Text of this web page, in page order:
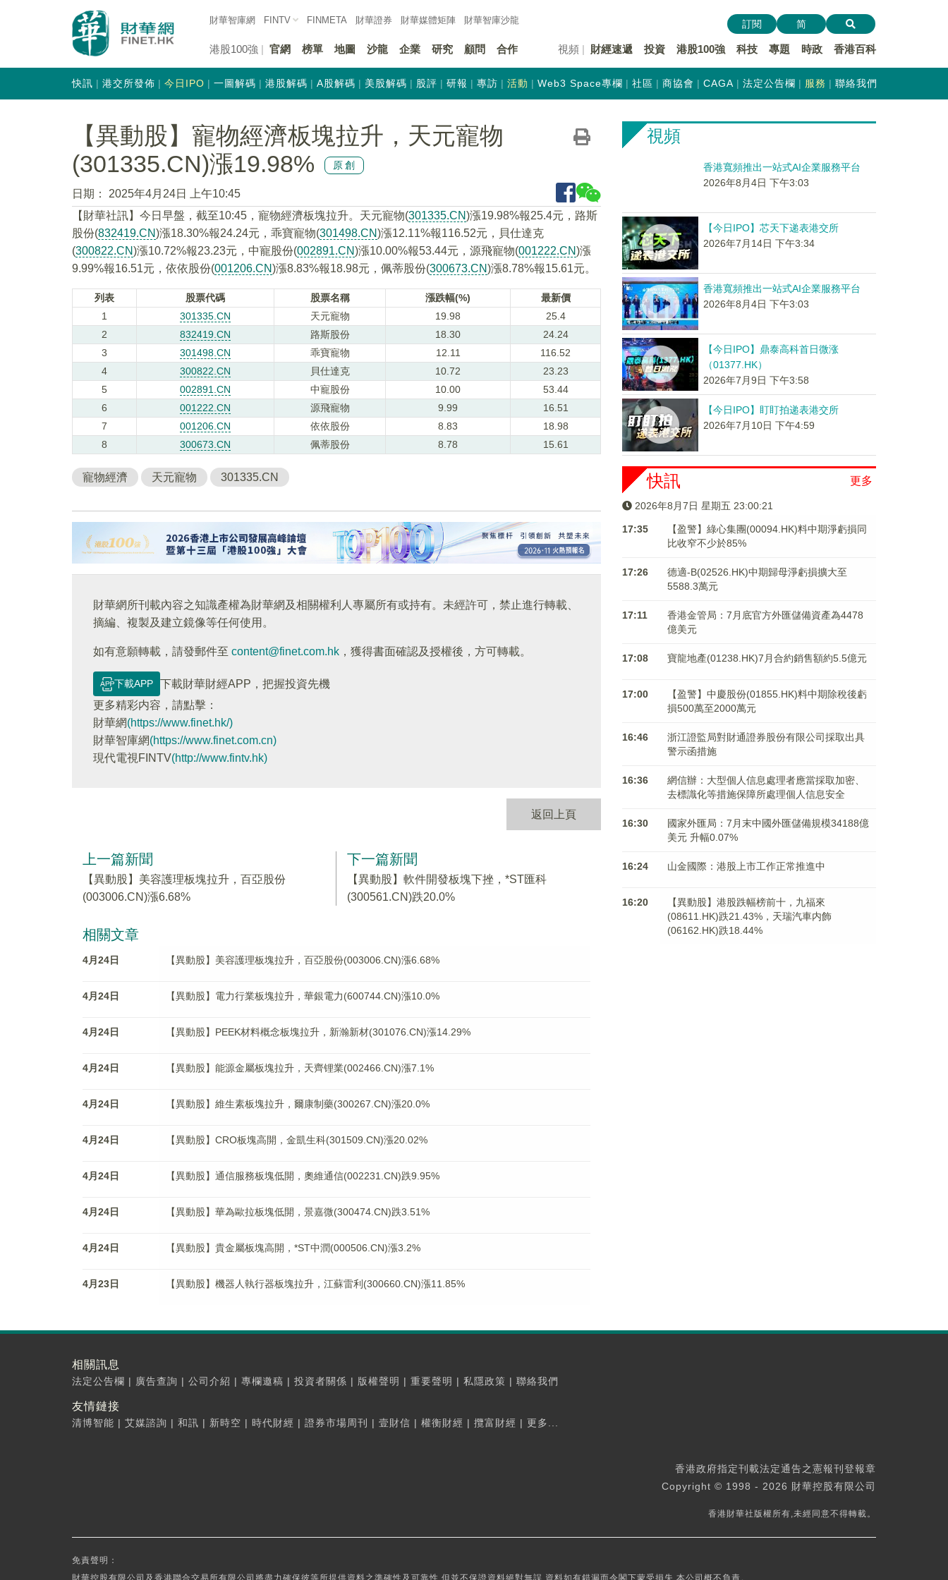
財華智庫網 FINTV FINMETA 財華證券 財華媒體矩陣 財華智庫沙龍
港股100強 官網 榜單 地圖 沙龍 企業 研究 顧問 合作 視頻 財經速遞 投資 港股100強 科技 專題 時政 香港百科
訂閱 简
快訊 港交所發佈 今日IPO 一圖解碼 港股解碼 A股解碼 美股解碼 股評 研報 專訪 活動 Web3 Space專欄 社區 商協會 CAGA 法定公告欄 服務 聯絡我們
【異動股】寵物經濟板塊拉升，天元寵物
(301335.CN)漲19.98%
原創
日期：
2025年4月24日 上午10:45
【財華社訊】今日早盤，截至10:45，寵物經濟板塊拉升。天元寵物(301335.CN)漲19.98%報25.4元，路斯
股份(832419.CN)漲18.30%報24.24元，乖寶寵物(301498.CN)漲12.11%報116.52元，貝仕達克
(300822.CN)漲10.72%報23.23元，中寵股份(002891.CN)漲10.00%報53.44元，源飛寵物(001222.CN)漲
9.99%報16.51元，依依股份(001206.CN)漲8.83%報18.98元，佩蒂股份(300673.CN)漲8.78%報15.61元。
列表 股票代碼 股票名稱 漲跌幅(%)
最新價
1
301335.CN 天元寵物 19.98
25.4
2
832419.CN 路斯股份 18.30
24.24
3
301498.CN 乖寶寵物 12.11
116.52
4
300822.CN 貝仕達克 10.72
23.23
5
002891.CN 中寵股份 10.00
53.44
6
001222.CN 源飛寵物 9.99
16.51
7
001206.CN 依依股份 8.83
18.98
8
300673.CN 佩蒂股份 8.78 15.61
寵物經濟 天元寵物 301335.CN
財華網所刊載內容之知識產權為財華網及相關權利人專屬所有或持有。未經許可，禁止進行轉載、
摘編、複製及建立鏡像等任何使用。
如有意願轉載，請發郵件至 content@finet.com.hk ，獲得書面確認及授權後，方可轉載。
下載APP
下載財華財經APP，把握投資先機
更多精彩内容，請點擊：
財華網(https://www.finet.hk/)
財華智庫網(https://www.finet.com.cn)
現代電視FINTV(http://www.fintv.hk)
返回上頁
上一篇新聞
【異動股】美容護理板塊拉升，百亞股份
(003006.CN)漲6.68%
下一篇新聞
【異動股】軟件開發板塊下挫，*ST匯科
(300561.CN)跌20.0%
相關文章
4月24日 【異動股】美容護理板塊拉升，百亞股份(003006.CN)漲6.68%
4月24日 【異動股】電力行業板塊拉升，華銀電力(600744.CN)漲10.0%
4月24日 【異動股】PEEK材料概念板塊拉升，新瀚新材(301076.CN)漲14.29%
4月24日 【異動股】能源金屬板塊拉升，天齊锂業(002466.CN)漲7.1%
4月24日 【異動股】維生素板塊拉升，爾康制藥(300267.CN)漲20.0%
4月24日 【異動股】CRO板塊高開，金凱生科(301509.CN)漲20.02%
4月24日 【異動股】通信服務板塊低開，奧維通信(002231.CN)跌9.95%
4月24日 【異動股】華為歐拉板塊低開，景嘉微(300474.CN)跌3.51%
4月24日 【異動股】貴金屬板塊高開，*ST中潤(000506.CN)漲3.2%
4月23日 【異動股】機器人執行器板塊拉升，江蘇雷利(300660.CN)漲11.85%
視頻
香港寬頻推出一站式AI企業服務平台
2026年8月4日 下午3:03
【今日IPO】芯天下递表港交所
2026年7月14日 下午3:34
香港寬頻推出一站式AI企業服務平台
2026年8月4日 下午3:03
【今日IPO】鼎泰高科首日微涨
（01377.HK）
2026年7月9日 下午3:58
【今日IPO】盯盯拍递表港交所
2026年7月10日 下午4:59
更多
快訊
2026年8月7日 星期五 23:00:21
17:35
【盈警】綠心集團(00094.HK)料中期淨虧損同
比收窄不少於85%
17:26
德適-B(02526.HK)中期歸母淨虧損擴大至
5588.3萬元
17:11
香港金管局：7月底官方外匯儲備資產為4478
億美元
17:08 寶龍地產(01238.HK)7月合約銷售額約5.5億元
17:00
【盈警】中慶股份(01855.HK)料中期除稅後虧
損500萬至2000萬元
16:46
浙江證監局對財通證券股份有限公司採取出具
警示函措施
16:36
網信辦：大型個人信息處理者應當採取加密、
去標識化等措施保障所處理個人信息安全
16:30
國家外匯局：7月末中國外匯儲備規模34188億
美元 升幅0.07%
16:24 山金國際：港股上市工作正常推進中
16:20
【異動股】港股跌幅榜前十，九福來
(08611.HK)跌21.43%，天瑞汽車内飾
(06162.HK)跌18.44%
相關訊息
法定公告欄 | 廣告查詢 | 公司介紹 | 專欄邀稿 | 投資者關係 | 版權聲明 | 重要聲明 | 私隱政策 | 聯絡我們
友情鏈接
清博智能 | 艾媒諮詢 | 和訊 | 新時空 | 時代財經 | 證券市場周刊 | 壹財信 | 權衡財經 | 攬富財經 | 更多...
香港政府指定刊載法定通告之憲報刊登報章
Copyright © 1998 - 2026 財華控股有限公司
香港財華社版權所有,未經同意不得轉載。
免責聲明：